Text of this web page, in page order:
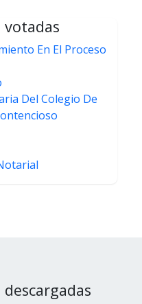
votadas
En El Proceso
Del Colegio De